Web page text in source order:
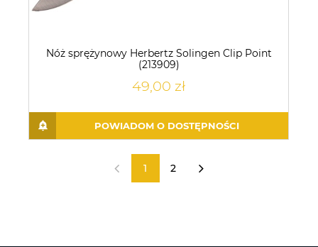
Nóż sprężynowy Herbertz Solingen Clip Point
(213909)
49,00 zł
POWIADOM O DOSTĘPNOŚCI
1 2